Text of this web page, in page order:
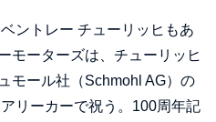
ントレー チューリッヒもあ
モーターズは、チューリッヒ
モール社（Schmohl AG）の
リーカーで祝う。100周年記